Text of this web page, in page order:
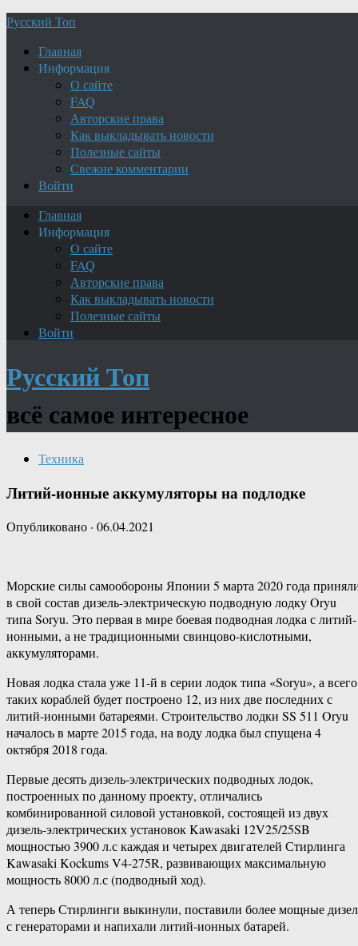
Русский Топ
Главная
Информация
О сайте
FAQ
Авторские права
Как выкладывать новости
Полезные сайты
Свежие комментарии
Войти
Главная
Информация
О сайте
FAQ
Авторские права
Как выкладывать новости
Полезные сайты
Войти
Русский Топ
всё самое интересное
Техника
Литий-ионные аккумуляторы на подлодке
Опубликовано · 06.04.2021
Морские силы самообороны Японии 5 марта 2020 года
в свой состав дизель-электрическую подводную лодку Oryu
типа Soryu. Это первая в мире боевая подводная лодка с литий-
ионными, а не традиционными свинцово-кислотными,
аккумуляторами.
Новая лодка стала уже 11-й в серии лодок типа «Soryu», а всего
таких кораблей будет построено 12, из них две последних с
литий-ионными батареями. Строительство лодки SS 511 Oryu
началось в марте 2015 года, на воду лодка был спущена 4
октября 2018 года.
Первые десять дизель-электрических подводных лодок,
построенных по данному проекту, отличались
комбинированной силовой установкой, состоящей из двух
дизель-электрических установок Kawasaki 12V25/25SB
мощностью 3900 л.с каждая и четырех двигателей Стирлинга
Kawasaki Kockums V4-275R, развивающих максимальную
мощность 8000 л.с (подводный ход).
А теперь Стирлинги выкинули, поставили более мощные
с генераторами и напихали литий-ионных батарей.